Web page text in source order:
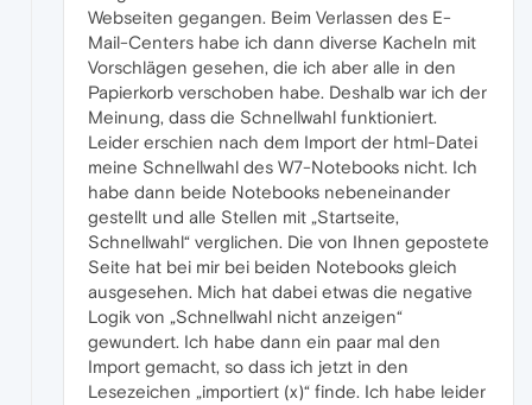
Webseiten gegangen. Beim Verlassen des E-
Mail-Centers habe ich dann diverse Kacheln mit
Vorschlägen gesehen, die ich aber alle in den
Papierkorb verschoben habe. Deshalb war ich der
Meinung, dass die Schnellwahl funktioniert.
Leider erschien nach dem Import der html-Datei
meine Schnellwahl des W7-Notebooks nicht. Ich
habe dann beide Notebooks nebeneinander
gestellt und alle Stellen mit „Startseite,
Schnellwahl“ verglichen. Die von Ihnen gepostete
Seite hat bei mir bei beiden Notebooks gleich
ausgesehen. Mich hat dabei etwas die negative
Logik von „Schnellwahl nicht anzeigen“
gewundert. Ich habe dann ein paar mal den
Import gemacht, so dass ich jetzt in den
Lesezeichen „importiert (x)“ finde. Ich habe leider